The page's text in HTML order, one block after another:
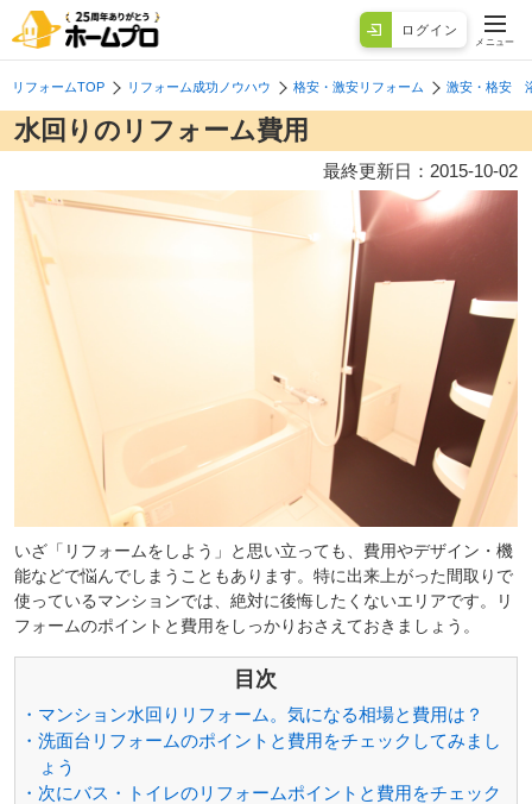
ログイン
メニュー
リフォームTOP リフォーム成功ノウハウ 格安・激安リフォーム 激安・格安
水回りのリフォーム費用
最終更新日： 2015-10-02
いざ「リフォームをしよう」と思い立っても、費用やデザイン・機
能などで悩んでしまうこともあります。特に出来上がった間取りで
使っているマンションでは、絶対に後悔したくないエリアです。リ
フォームのポイントと費用をしっかりおさえておきましょう。
目次
・マンション水回りリフォーム。気になる相場と費用は？
・洗面台リフォームのポイントと費用をチェックしてみまし
ょう
・次にバス・トイレのリフォームポイントと費用をチェック